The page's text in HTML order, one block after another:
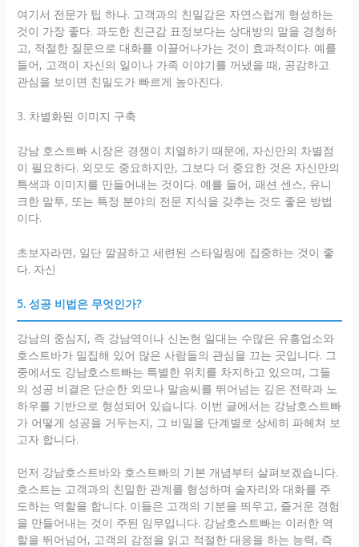
여기서 전문가 팁 하나. 고객과의 친밀감은 자연스럽게 형성하는
것이 가장 좋다. 과도한 친근감 표정보다는 상대방의 말을 경청하
고, 적절한 질문으로 대화를 이끌어나가는 것이 효과적이다. 예를
들어, 고객이 자신의 일이나 가족 이야기를 꺼냈을 때, 공감하고
관심을 보이면 친밀도가 빠르게 높아진다.
3. 차별화된 이미지 구축
강남 호스트빠 시장은 경쟁이 치열하기 때문에, 자신만의 차별점
이 필요하다. 외모도 중요하지만, 그보다 더 중요한 것은 자신만의
특색과 이미지를 만들어내는 것이다. 예를 들어, 패션 센스, 유니
크한 말투, 또는 특정 분야의 전문 지식을 갖추는 것도 좋은 방법
이다.
초보자라면, 일단 깔끔하고 세련된 스타일링에 집중하는 것이 좋
다. 자신
5. 성공 비법은 무엇인가?
강남의 중심지, 즉 강남역이나 신논현 일대는 수많은 유흥업소와
호스트바가 밀집해 있어 많은 사람들의 관심을 끄는 곳입니다. 그
중에서도 강남호스트빠는 특별한 위치를 차지하고 있으며, 그들
의 성공 비결은 단순한 외모나 말솜씨를 뛰어넘는 깊은 전략과 노
하우를 기반으로 형성되어 있습니다. 이번 글에서는 강남호스트빠
가 어떻게 성공을 거두는지, 그 비밀을 단계별로 상세히 파헤쳐 보
고자 합니다.
먼저 강남호스트바와 호스트빠의 기본 개념부터 살펴보겠습니다.
호스트는 고객과의 친밀한 관계를 형성하며 술자리와 대화를 주
도하는 역할을 합니다. 이들은 고객의 기분을 띄우고, 즐거운 경험
을 만들어내는 것이 주된 임무입니다. 강남호스트빠는 이러한 역
할을 뛰어넘어, 고객의 감정을 읽고 적절한 대응을 하는 능력, 즉